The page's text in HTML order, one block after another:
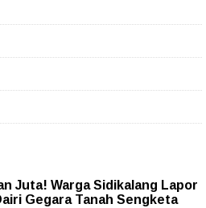
Juta! Warga Sidikalang Lapor
Gegara Tanah Sengketa